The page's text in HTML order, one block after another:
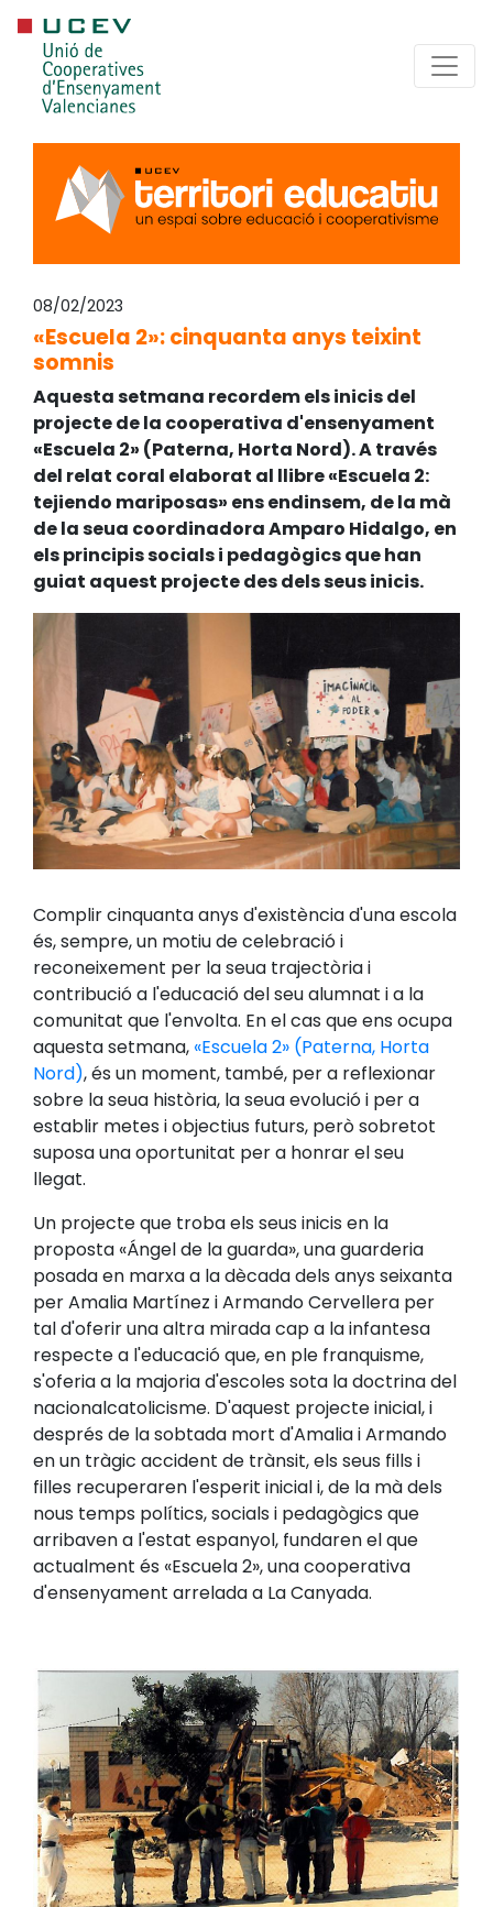
08/02/2023
«Escuela 2»: cinquanta anys teixint
somnis
Aquesta setmana recordem els inicis del
projecte de la cooperativa d'ensenyament
«Escuela 2» (Paterna, Horta Nord). A través
del relat coral elaborat al llibre «Escuela 2:
tejiendo mariposas» ens endinsem, de la mà
de la seua coordinadora Amparo Hidalgo, en
els principis socials i pedagògics que han
guiat aquest projecte des dels seus inicis.
Complir cinquanta anys d'existència d'una escola
és, sempre, un motiu de celebració i
reconeixement per la seua trajectòria i
contribució a l'educació del seu alumnat i a la
comunitat que l'envolta. En el cas que ens ocupa
aquesta setmana, «Escuela 2» (Paterna, Horta
Nord), és un moment, també, per a reflexionar
sobre la seua història, la seua evolució i per a
establir metes i objectius futurs, però sobretot
suposa una oportunitat per a honrar el seu
llegat.
Un projecte que troba els seus inicis en la
proposta «Ángel de la guarda», una guarderia
posada en marxa a la dècada dels anys seixanta
per Amalia Martínez i Armando Cervellera per
tal d'oferir una altra mirada cap a la infantesa
respecte a l'educació que, en ple franquisme,
s'oferia a la majoria d'escoles sota la doctrina del
nacionalcatolicisme. D'aquest projecte inicial, i
després de la sobtada mort d'Amalia i Armando
en un tràgic accident de trànsit, els seus fills i
filles recuperaren l'esperit inicial i, de la mà dels
nous temps polítics, socials i pedagògics que
arribaven a l'estat espanyol, fundaren el que
actualment és «Escuela 2», una cooperativa
d'ensenyament arrelada a La Canyada.